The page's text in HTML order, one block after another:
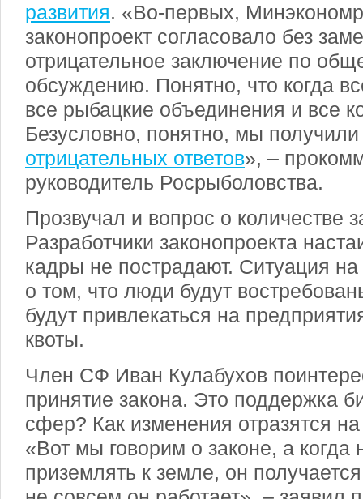
развития. «Во-первых,
законопроект согласовало без
отрицательное заключение по
обсуждению. Понятно, что когда
все рыбацкие объединения и все
Безусловно, понятно, мы
отрицательных ответов», –
руководитель Росрыболовства.
Прозвучал и вопрос о количестве
Разработчики законопроекта
кадры не пострадают. Ситуация на
о том, что люди будут
будут привлекаться на
квоты.
Член СФ Иван Кулабухов
принятие закона. Это поддержка
сфер? Как изменения отразятся
«Вот мы говорим о законе, а когда
приземлять к земле, он